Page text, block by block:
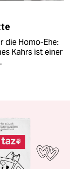
die Homo-Ehe:
Kahrs ist einer